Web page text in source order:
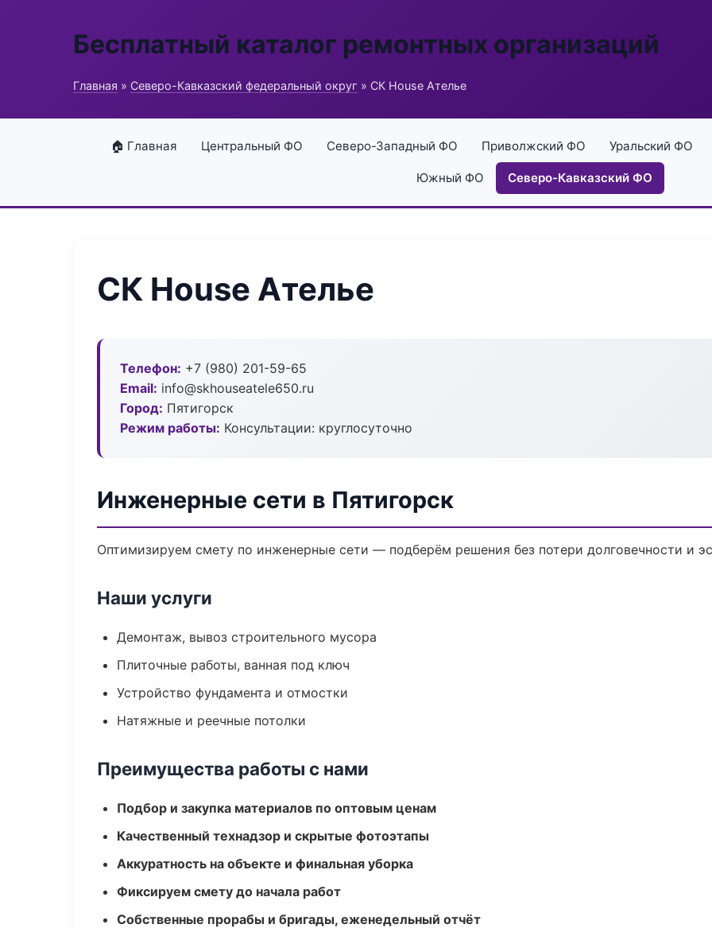
Бесплатный каталог ремонтных организаций
Главная » Северо-Кавказский федеральный округ » СК House Ателье
🏠 Главная Центральный ФО Северо-Западный ФО Приволжский ФО Уральский ФО
Южный ФО Северо-Кавказский ФО
СК House Ателье
Телефон: +7 (980) 201-59-65
Email: info@skhouseatele650.ru
Город: Пятигорск
Режим работы: Консультации: круглосуточно
Инженерные сети в Пятигорск
Оптимизируем смету по инженерные сети — подберём решения без потери долговечности и
Наши услуги
Демонтаж, вывоз строительного мусора
Плиточные работы, ванная под ключ
Устройство фундамента и отмостки
Натяжные и реечные потолки
Преимущества работы с нами
Подбор и закупка материалов по оптовым ценам
Качественный технадзор и скрытые фотоэтапы
Аккуратность на объекте и финальная уборка
Фиксируем смету до начала работ
Собственные прорабы и бригады, еженедельный отчёт